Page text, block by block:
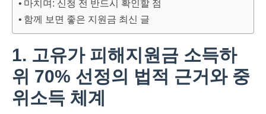
마치며: 신청 전 반드시 확인할 점
함께 보면 좋은 지원금 최신 글
1. 고유가 피해지원금 소득하
위 70% 선정의 법적 근거와 중
위소득 체계